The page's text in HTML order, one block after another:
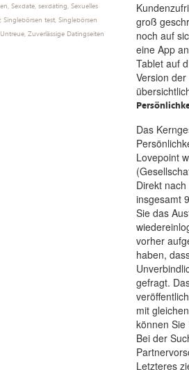
Sexdate sexdating Sexuelles
, Singlebörsen test Singlebörsen
Untreue Zuverlässige Datingseiten
groß
noch auf
eine App
Tablet auf
Version
Das
Lovepoint
Direkt
insgesamt
Sie das
vorher
haben,
gefragt.
mit
können
Bei der
Letzteres